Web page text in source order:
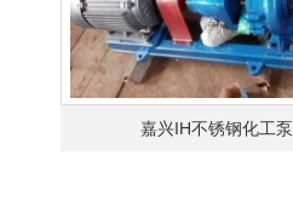
嘉兴IH不锈钢化工泵